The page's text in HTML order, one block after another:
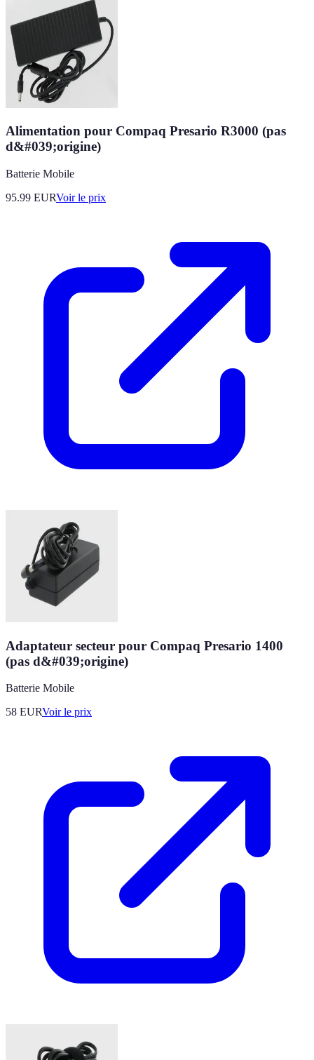
Alimentation pour Compaq Presario R3000 (pas
d&#039;origine)
Batterie Mobile
95.99 EURVoir le prix
Adaptateur secteur pour Compaq Presario 1400
(pas d&#039;origine)
Batterie Mobile
58 EURVoir le prix